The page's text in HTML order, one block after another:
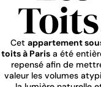
Cet appartement
toits à Paris a été
repensé afin de
valeur les volumes